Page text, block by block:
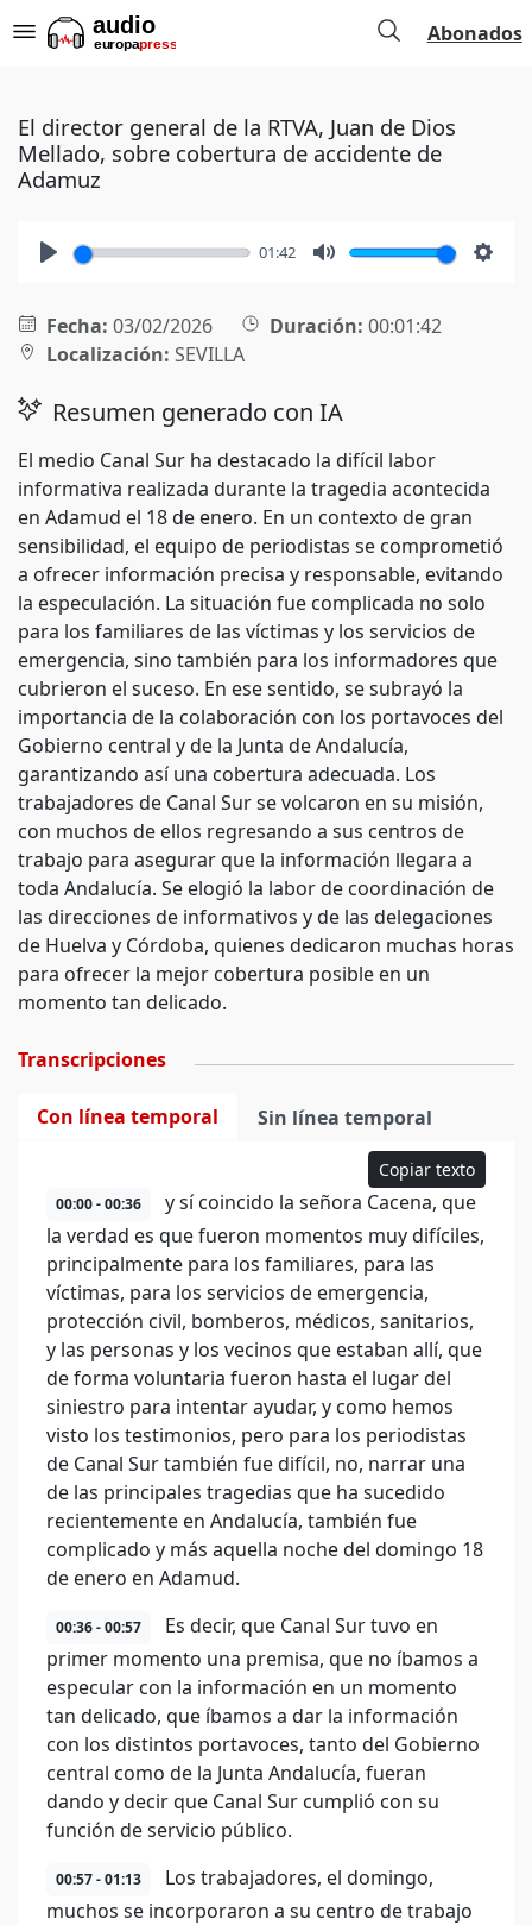
Abonados
El director general de la RTVA, Juan de Dios
Mellado, sobre cobertura de accidente de
Adamuz
01:42
Fecha: 03/02/2026 Duración: 00:01:42
Localización: SEVILLA
Resumen generado con IA
El medio Canal Sur ha destacado la difícil labor
informativa realizada durante la tragedia acontecida
en Adamud el 18 de enero. En un contexto de gran
sensibilidad, el equipo de periodistas se comprometió
a ofrecer información precisa y responsable, evitando
la especulación. La situación fue complicada no solo
para los familiares de las víctimas y los servicios de
emergencia, sino también para los informadores que
cubrieron el suceso. En ese sentido, se subrayó la
importancia de la colaboración con los portavoces del
Gobierno central y de la Junta de Andalucía,
garantizando así una cobertura adecuada. Los
trabajadores de Canal Sur se volcaron en su misión,
con muchos de ellos regresando a sus centros de
trabajo para asegurar que la información llegara a
toda Andalucía. Se elogió la labor de coordinación de
las direcciones de informativos y de las delegaciones
de Huelva y Córdoba, quienes dedicaron muchas horas
para ofrecer la mejor cobertura posible en un
momento tan delicado.
Transcripciones
Con línea temporal Sin línea temporal
Copiar texto
00:00 - 00:36
y sí coincido la señora Cacena, que
la verdad es que fueron momentos muy difíciles,
principalmente para los familiares, para las
víctimas, para los servicios de emergencia,
protección civil, bomberos, médicos, sanitarios,
y las personas y los vecinos que estaban allí, que
de forma voluntaria fueron hasta el lugar del
siniestro para intentar ayudar, y como hemos
visto los testimonios, pero para los periodistas
de Canal Sur también fue difícil, no, narrar una
de las principales tragedias que ha sucedido
recientemente en Andalucía, también fue
complicado y más aquella noche del domingo 18
de enero en Adamud.
00:36 - 00:57
Es decir, que Canal Sur tuvo en
primer momento una premisa, que no íbamos a
especular con la información en un momento
tan delicado, que íbamos a dar la información
con los distintos portavoces, tanto del Gobierno
central como de la Junta Andalucía, fueran
dando y decir que Canal Sur cumplió con su
función de servicio público.
00:57 - 01:13
Los trabajadores, el domingo,
muchos se incorporaron a su centro de trabajo